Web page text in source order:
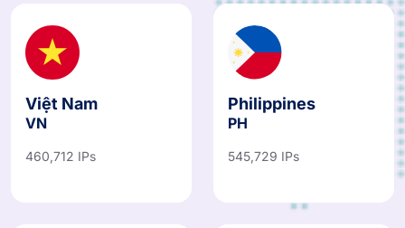
Việt Nam
VN
460,712 IPs
Philippines
PH
545,729 IPs